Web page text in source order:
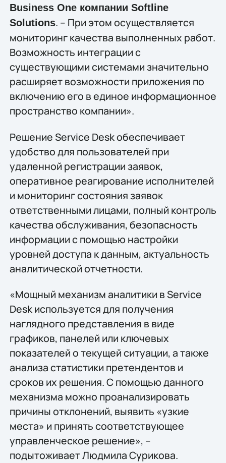
Business One компании Softline
Solutions. – При этом осуществляется
мониторинг качества выполненных работ.
Возможность интеграции с
существующими системами значительно
расширяет возможности приложения по
включению его в единое информационное
пространство компании».
Решение Service Desk обеспечивает
удобство для пользователей при
удаленной регистрации заявок,
оперативное реагирование исполнителей
и мониторинг состояния заявок
ответственными лицами, полный контроль
качества обслуживания, безопасность
информации с помощью настройки
уровней доступа к данным, актуальность
аналитической отчетности.
«Мощный механизм аналитики в Service
Desk используется для получения
наглядного представления в виде
графиков, панелей или ключевых
показателей о текущей ситуации, а также
анализа статистики претендентов и
сроков их решения. С помощью данного
механизма можно проанализировать
причины отклонений, выявить «узкие
места» и принять соответствующее
управленческое решение», –
подытоживает Людмила Сурикова.